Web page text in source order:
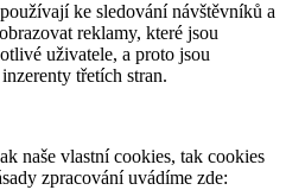
ke sledování návštěvníků a
reklamy, které jsou
uživatele, a proto jsou
třetích stran.
naše vlastní cookies, tak cookies
zpracování uvádíme zde: